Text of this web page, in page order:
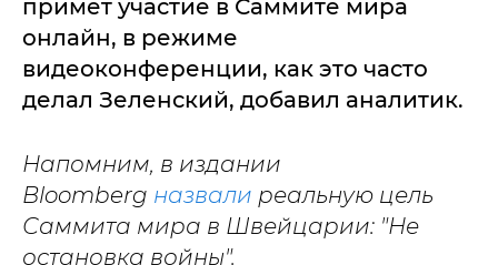
примет участие в Саммите мира
онлайн, в режиме
видеоконференции, как это часто
делал Зеленский, добавил аналитик.
Напомним, в издании
Bloomberg назвали реальную цель
Саммита мира в Швейцарии: "Не
остановка войны".